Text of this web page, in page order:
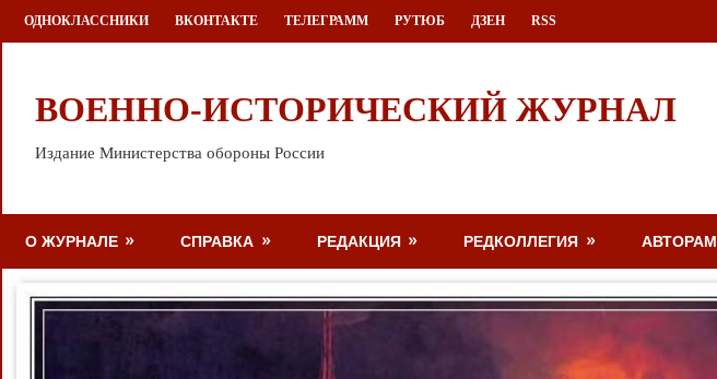
Перейти
к
ОДНОКЛАССНИКИ ВКОНТАКТЕ ТЕЛЕГРАММ РУТЮБ ДЗЕН RSS
ВОЕННО-ИСТОРИЧЕСКИЙ ЖУРНАЛ
Издание Министерства обороны России
О ЖУРНАЛЕ СПРАВКА РЕДАКЦИЯ РЕДКОЛЛЕГИЯ АВТОРАМ